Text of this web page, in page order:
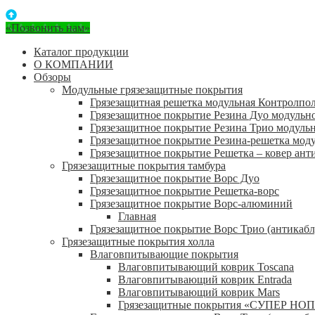
«Позвонить нам»
Каталог продукции
О КОМПАНИИ
Обзоры
Модульные грязезащитные покрытия
Грязезащитная решетка модульная
Грязезащитное покрытие Резина Дуо
Грязезащитное покрытие Резина Трио
Грязезащитное покрытие Резина-решетка
Грязезащитное покрытие Решетка – ковер
Грязезащитные покрытия тамбура
Грязезащитное покрытие Ворс Дуо
Грязезащитное покрытие Решетка-ворс
Грязезащитное покрытие Ворс-алюминий
Главная
Грязезащитное покрытие Ворс Трио
Грязезащитные покрытия холла
Влаговпитывающие покрытия
Влаговпитывающий коврик Toscana
Влаговпитывающий коврик Entrada
Влаговпитывающий коврик Mars
Грязезащитные покрытия «СУПЕР